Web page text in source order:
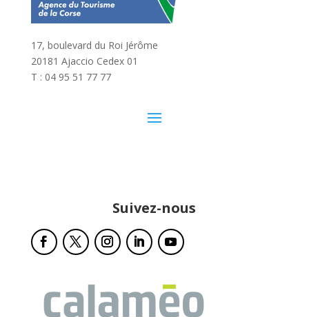
17, boulevard du Roi Jérôme
20181 Ajaccio Cedex 01
T : 04 95 51 77 77
Suivez-nous